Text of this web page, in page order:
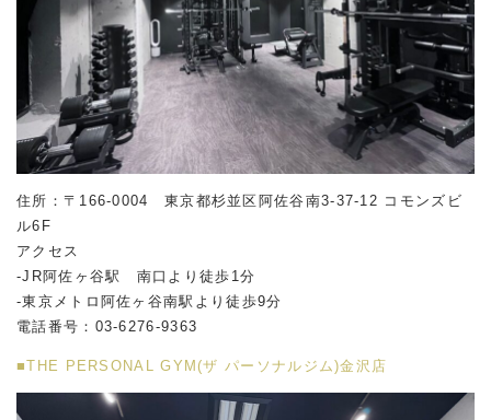
住所：〒166-0004 東京都杉並区阿佐谷南3-37-12 コモンズビ
ル6F
アクセス
-JR阿佐ヶ谷駅 南口より徒歩1分
-東京メトロ阿佐ヶ谷南駅より徒歩9分
電話番号：03-6276-9363
■THE PERSONAL GYM(ザ パーソナルジム)金沢店